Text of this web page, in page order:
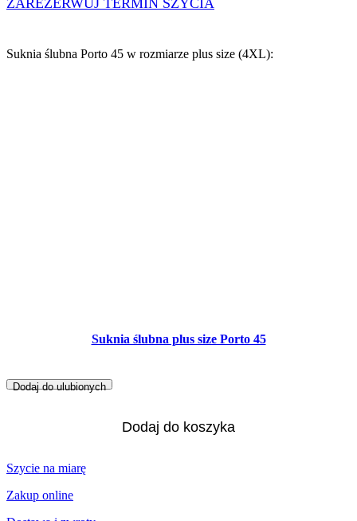
ZAREZERWUJ TERMIN SZYCIA
Suknia ślubna Porto 45 w rozmiarze plus size (4XL):
Suknia ślubna plus size Porto 45
Dodaj do ulubionych
Dodaj do koszyka
Szycie na miarę
Zakup online